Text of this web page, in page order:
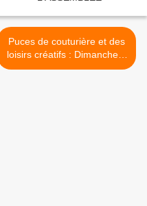
Puces de couturière et des
loisirs créatifs : Dimanche 3
novembre 2019 >